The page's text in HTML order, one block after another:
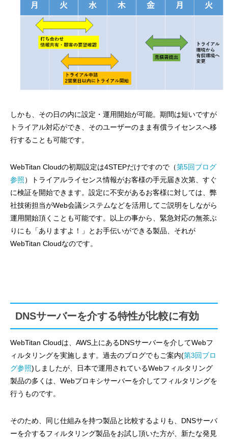
しかも、その日の内に設定・運用開始が可能。期間は短いですが
トライアル対応ができ、そのユーザーのまま有償ライセンスへ移
行することも可能です。
WebTitan Cloudの初期設定は4STEPだけですので（第5回ブログ
参照）トライアルライセンス情報がお客様の手元届き次第、すぐ
に検証を開始できます。設定に不安があるお客様に対しては、弊
社技術担当がWeb会議システムなどを活用してご説明をしながら
運用開始頂くことも可能です。以上の事から、緊急対応の無茶ぶ
りにも「ありますよ！」とお手伝いができる製品、それが
WebTitan Cloudなのです。
DNSサーバーを介する特性が比較に有効
WebTitan Cloudは、AWS上にあるDNSサーバーを介してWebフ
ィルタリングを実施します。過去のブログでもご案内(第3回ブロ
グ参照)しましたが、日本で運用されているWebフィルタリング
製品の多くは、Webプロキシサーバーを介してフィルタリングを
行うものです。
そのため、同じ仕組みを持つ製品と比較するよりも、DNSサーバ
ーを介するフィルタリング製品をお試し頂いた方が、新たな発見